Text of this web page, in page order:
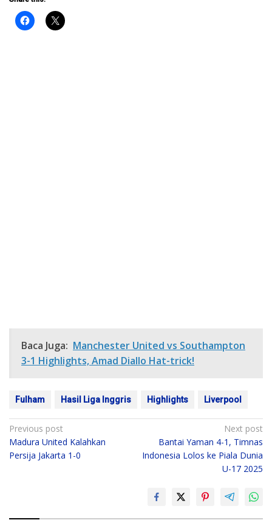
Baca Juga: Manchester United vs Southampton
3-1 Highlights, Amad Diallo Hat-trick!
Fulham Hasil Liga Inggris Highlights Liverpool
Post
navigation
Previous post
Madura United Kalahkan
Persija Jakarta 1-0
Next post
Bantai Yaman 4-1, Timnas
Indonesia Lolos ke Piala Dunia
U-17 2025